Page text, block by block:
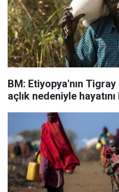
BM: Etiyopya'nın
açlık nedeniyle